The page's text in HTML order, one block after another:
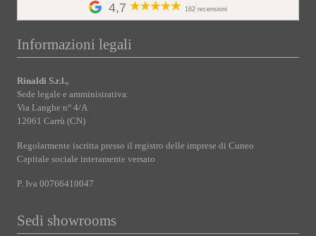
Informazioni legali
Rinaldi S.r.l.,
Sede legale e amministrativa:
Via Langhe n° 4/A
12061 Carrù (CN)
Regolarmente iscritta presso il registro delle imprese di Cuneo
Capitale sociale interamente versato
P. Iva 00766410047
Sedi showrooms
4,7 162 recensioni